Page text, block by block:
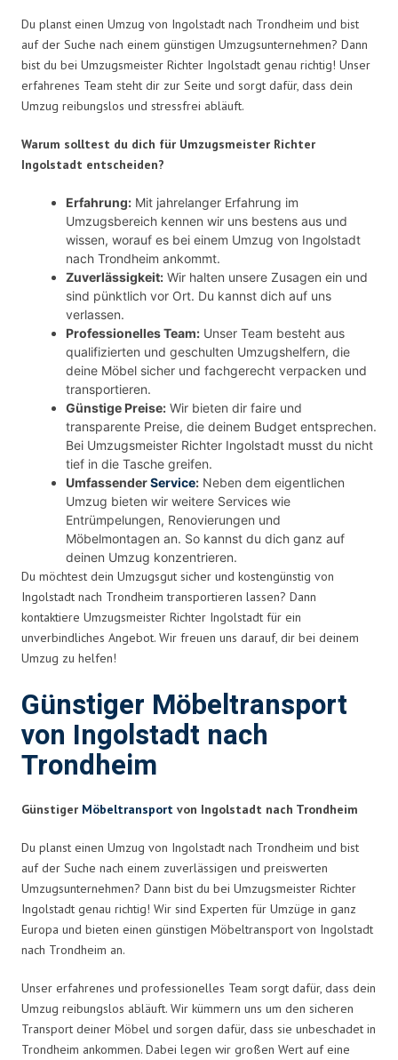
Du planst einen Umzug von Ingolstadt nach Trondheim und bist
auf der Suche nach einem günstigen Umzugsunternehmen? Dann
bist du bei Umzugsmeister Richter Ingolstadt genau richtig! Unser
erfahrenes Team steht dir zur Seite und sorgt dafür, dass dein
Umzug reibungslos und stressfrei abläuft.
Warum solltest du dich für Umzugsmeister Richter
Ingolstadt entscheiden?
Erfahrung: Mit jahrelanger Erfahrung im
Umzugsbereich kennen wir uns bestens aus und
wissen, worauf es bei einem Umzug von Ingolstadt
nach Trondheim ankommt.
Zuverlässigkeit: Wir halten unsere Zusagen ein und
sind pünktlich vor Ort. Du kannst dich auf uns
verlassen.
Professionelles Team: Unser Team besteht aus
qualifizierten und geschulten Umzugshelfern, die
deine Möbel sicher und fachgerecht verpacken und
transportieren.
Günstige Preise: Wir bieten dir faire und
transparente Preise, die deinem Budget entsprechen.
Bei Umzugsmeister Richter Ingolstadt musst du nicht
tief in die Tasche greifen.
UmfassenderService: Neben dem eigentlichen
Umzug bieten wir weitere Services wie
Entrümpelungen, Renovierungen und
Möbelmontagen an. So kannst du dich ganz auf
deinen Umzug konzentrieren.
Du möchtest dein Umzugsgut sicher und kostengünstig von
Ingolstadt nach Trondheim transportieren lassen? Dann
kontaktiere Umzugsmeister Richter Ingolstadt für ein
unverbindliches Angebot. Wir freuen uns darauf, dir bei deinem
Umzug zu helfen!
Günstiger Möbeltransport
von Ingolstadt nach
Trondheim
Günstiger Möbeltransport von Ingolstadt nach Trondheim
Du planst einen Umzug von Ingolstadt nach Trondheim und bist
auf der Suche nach einem zuverlässigen und preiswerten
Umzugsunternehmen? Dann bist du bei Umzugsmeister Richter
Ingolstadt genau richtig! Wir sind Experten für Umzüge in ganz
Europa und bieten einen günstigen Möbeltransport von Ingolstadt
nach Trondheim an.
Unser erfahrenes und professionelles Team sorgt dafür, dass dein
Umzug reibungslos abläuft. Wir kümmern uns um den sicheren
Transport deiner Möbel und sorgen dafür, dass sie unbeschadet in
Trondheim ankommen. Dabei legen wir großen Wert auf eine